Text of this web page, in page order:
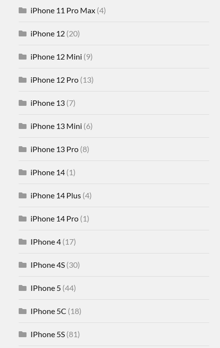
iPhone 11 Pro Max (4)
iPhone 12 (20)
iPhone 12 Mini (9)
iPhone 12 Pro (13)
iPhone 13 (7)
iPhone 13 Mini (6)
iPhone 13 Pro (8)
iPhone 14 (1)
iPhone 14 Plus (4)
iPhone 14 Pro (1)
IPhone 4 (17)
IPhone 4S (30)
IPhone 5 (44)
IPhone 5C (18)
IPhone 5S (81)